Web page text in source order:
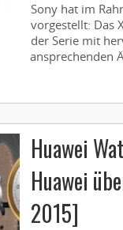
Sony hat im
vorgestellt: Das
der Serie mit
ansprechenden
Huawei
Huawei
2015]